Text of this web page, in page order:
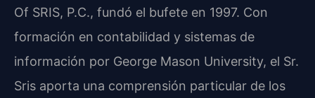
Of SRIS, P.C., fundó el bufete en 1997. Con
formación en contabilidad y sistemas de
información por George Mason University, el Sr.
Sris aporta una comprensión particular de los